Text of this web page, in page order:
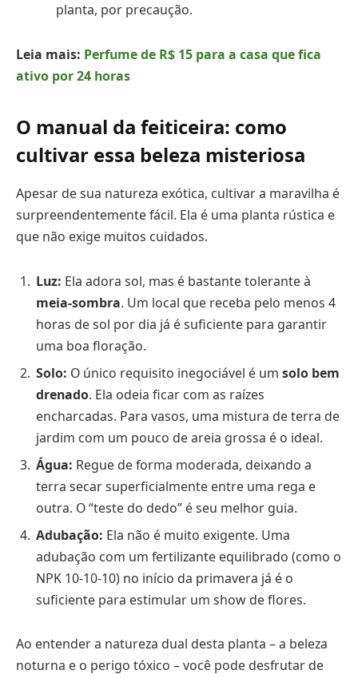
planta, por precaução.
Leia mais: Perfume de R$ 15 para a casa que fica
ativo por 24 horas
O manual da feiticeira: como
cultivar essa beleza misteriosa
Apesar de sua natureza exótica, cultivar a maravilha é
surpreendentemente fácil. Ela é uma planta rústica e
que não exige muitos cuidados.
Luz: Ela adora sol, mas é bastante tolerante à
meia-sombra. Um local que receba pelo menos 4
horas de sol por dia já é suficiente para garantir
uma boa floração.
Solo: O único requisito inegociável é um solo bem
drenado. Ela odeia ficar com as raízes
encharcadas. Para vasos, uma mistura de terra de
jardim com um pouco de areia grossa é o ideal.
Água: Regue de forma moderada, deixando a
terra secar superficialmente entre uma rega e
outra. O “teste do dedo” é seu melhor guia.
Adubação: Ela não é muito exigente. Uma
adubação com um fertilizante equilibrado (como o
NPK 10-10-10) no início da primavera já é o
suficiente para estimular um show de flores.
Ao entender a natureza dual desta planta – a beleza
noturna e o perigo tóxico – você pode desfrutar de